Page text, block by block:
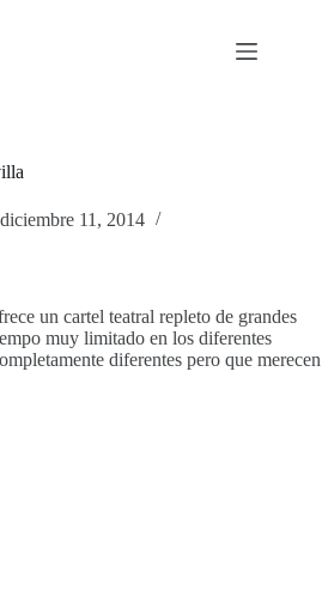
diciembre 11, 2014
un cartel teatral repleto de grandes
muy limitado en los diferentes
diferentes pero que merecen